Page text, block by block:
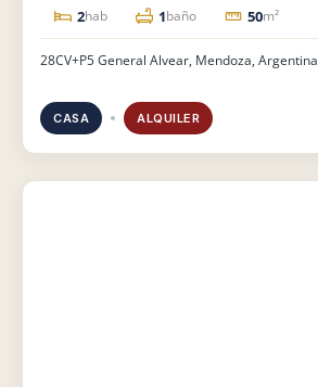
2hab 1baño 50m²
28CV+P5 General Alvear, Mendoza, Argentina
CASA ALQUILER